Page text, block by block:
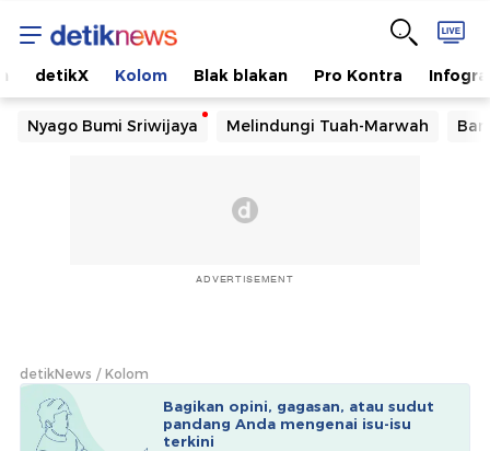
detikX Kolom Blak blakan Pro Kontra
Nyago Bumi Sriwijaya Melindungi Tuah-Marwah
ADVERTISEMENT
detikNews Kolom
Bagikan opini, gagasan, atau sudut
pandang Anda mengenai isu-isu
terkini